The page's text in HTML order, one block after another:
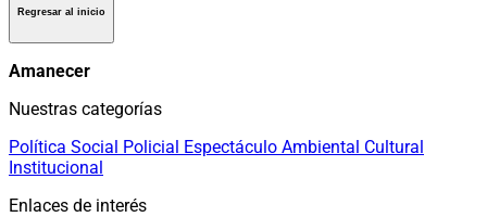
Regresar al inicio
Amanecer
Nuestras categorías
Política Social Policial Espectáculo Ambiental Cultural
Institucional
Enlaces de interés